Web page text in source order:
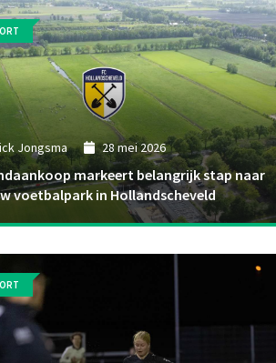
Jongsma 28 mei 2026
markeert belangrijk stap naar
voetbalpark in Hollandscheveld